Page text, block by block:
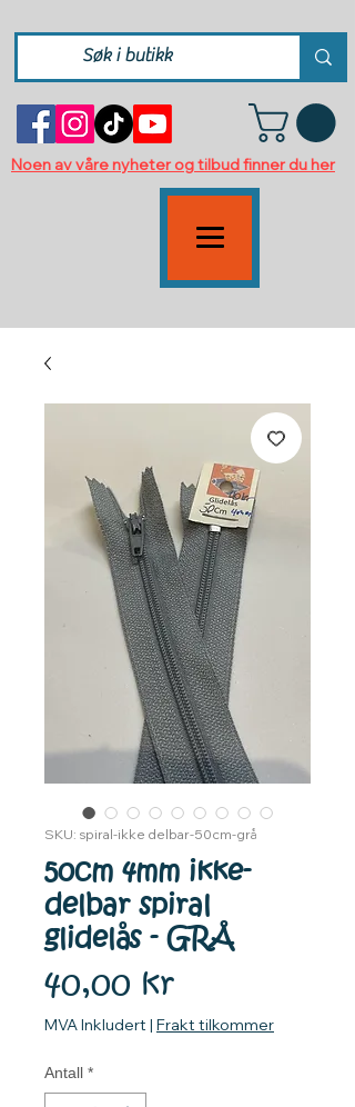
Noen av våre nyheter og tilbud finner du her
SKU: spiral-ikke delbar-50cm-grå
50cm 4mm ikke-
delbar spiral
glidelås - GRÅ
40,00 krPris
MVA Inkludert | Frakt tilkommer
Antall *